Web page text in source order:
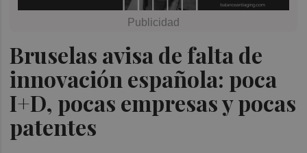
Bruselas avisa de falta de
innovación española: poca
I+D, pocas empresas y pocas
patentes